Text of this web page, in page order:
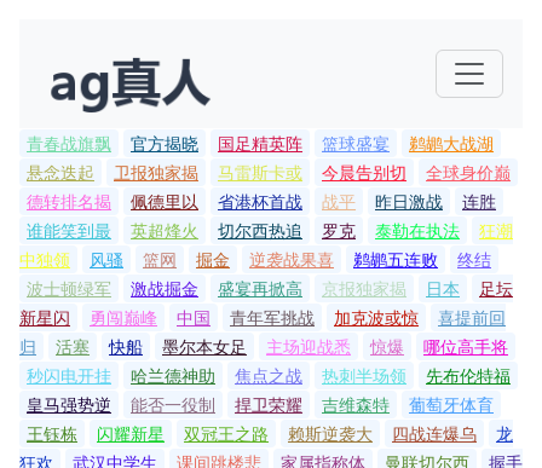
青春战旗飘 官方揭晓 国足精英阵 篮球盛宴
鹈鹕大战湖
悬念迭起
卫报独家揭 马雷斯卡或 今晨告别切
全球身价巅
德转排名揭
佩德里以 省港杯首战 战平 昨日激战
连胜
谁能笑到最
英超烽火 切尔西热追 罗克 泰勒在执法
狂潮
中独领
风骚 篮网 掘金 逆袭战果喜 鹈鹕五连败
终结
波士顿绿军
激战掘金 盛宴再掀高 京报独家揭 日本
足坛
新星闪
勇闯巅峰 中国 青年军挑战 加克波或惊
喜提前回
归
活塞 快船 墨尔本女足 主场迎战悉 惊爆
哪位高手将
秒闪电开挂
哈兰德神助 焦点之战 热刺半场领
先布伦特福
皇马强势逆
能否一役制 捍卫荣耀 吉维森特
葡萄牙体育
王钰栋
闪耀新星 双冠王之路 赖斯逆袭大 四战连爆乌
龙
狂欢
武汉中学生 课间跳楼悲 家属指称体 曼联切尔西
握手